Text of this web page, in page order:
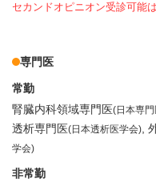
セカンドオピニオン受診可能
専門医
常勤
腎臓内科領域専門医(日本専
透析専門医(日本透析医学会)
学会)
非常勤